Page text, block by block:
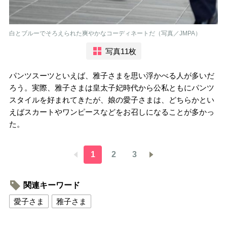
白とブルーでそろえられた爽やかなコーディネートだ（写真／JMPA）
写真11枚
パンツスーツといえば、雅子さまを思い浮かべる人が多いだ
ろう。実際、雅子さまは皇太子妃時代から公私ともにパンツ
スタイルを好まれてきたが、娘の愛子さまは、どちらかとい
えばスカートやワンピースなどをお召しになることが多かっ
た。
1 2 3
関連キーワード
愛子さま
雅子さま